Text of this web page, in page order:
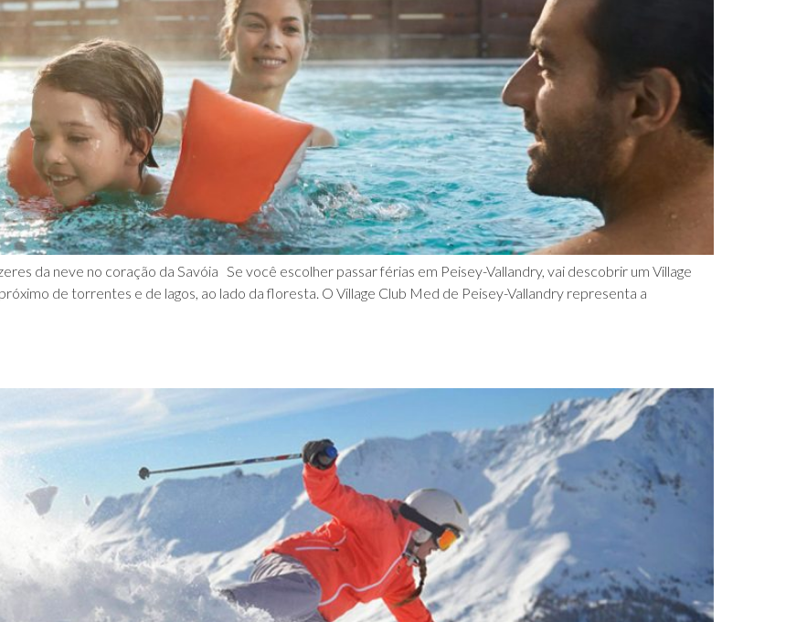
da neve no coração da Savóia Se você escolher passar férias em Peisey-Vallandry, vai descobrir um Village
de torrentes e de lagos, ao lado da floresta. O Village Club Med de Peisey-Vallandry representa a